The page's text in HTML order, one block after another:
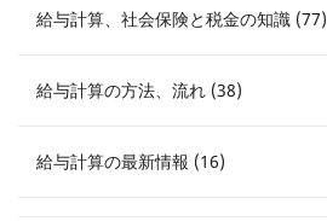
給与計算、社会保険と税金の知識 (77)
給与計算の方法、流れ (38)
給与計算の最新情報 (16)